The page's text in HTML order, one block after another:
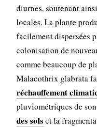
diurnes, soutenant
locales. La plante
facilement dispersées
colonisation de
comme beaucoup de
Malacothrix glabrata
réchauffement
pluviométriques de
des sols et la